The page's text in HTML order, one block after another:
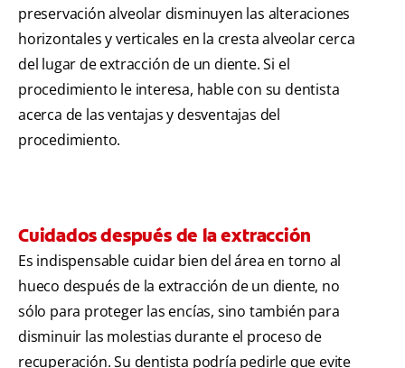
preservación alveolar disminuyen las alteraciones
horizontales y verticales en la cresta alveolar cerca
del lugar de extracción de un diente. Si el
procedimiento le interesa, hable con su dentista
acerca de las ventajas y desventajas del
procedimiento.
Cuidados después de la extracción
Es indispensable cuidar bien del área en torno al
hueco después de la extracción de un diente, no
sólo para proteger las encías, sino también para
disminuir las molestias durante el proceso de
recuperación. Su dentista podría pedirle que evite